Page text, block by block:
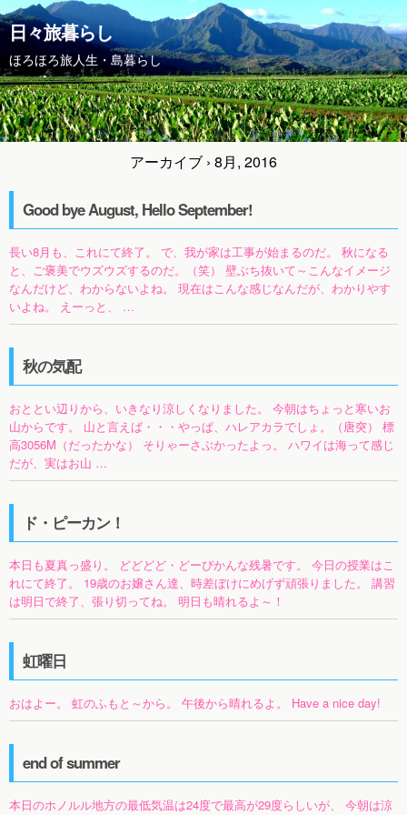
日々旅暮らし
ほろほろ旅人生・島暮らし
アーカイブ › 8月, 2016
Good bye August, Hello September!
長い8月も、これにて終了。 で、我が家は工事が始まるのだ。 秋になる
と、ご褒美でウズウズするのだ。（笑） 壁ぶち抜いて～こんなイメージ
なんだけど、わからないよね。 現在はこんな感じなんだが、わかりやす
いよね。 えーっと、 …
秋の気配
おととい辺りから、いきなり涼しくなりました。 今朝はちょっと寒いお
山からです。 山と言えば・・・やっぱ、ハレアカラでしょ。（唐突） 標
高3056M（だったかな） そりゃーさぶかったよっ。 ハワイは海って感じ
だが、実はお山 …
ド・ピーカン！
本日も夏真っ盛り。 どどどど・どーぴかんな残暑です。 今日の授業はこ
れにて終了。 19歳のお嬢さん達、時差ぼけにめげず頑張りました。 講習
は明日で終了、張り切ってね。 明日も晴れるよ～！
虹曜日
おはよー。 虹のふもと～から。 午後から晴れるよ。 Have a nice day!
end of summer
本日のホノルル地方の最低気温は24度で最高が29度らしいが、 今朝は涼